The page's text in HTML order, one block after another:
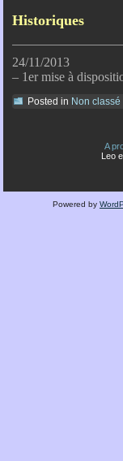
Historiques
24/11/2013
– 1er mise à
Posted in Non classé
A
Leo
Powered by